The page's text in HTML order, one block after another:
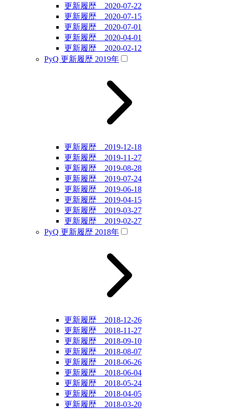
更新履歴 2020-07-22
更新履歴 2020-07-15
更新履歴 2020-07-01
更新履歴 2020-04-01
更新履歴 2020-02-12
PyQ 更新履歴 2019年
更新履歴 2019-12-18
更新履歴 2019-11-27
更新履歴 2019-08-28
更新履歴 2019-07-24
更新履歴 2019-06-18
更新履歴 2019-04-15
更新履歴 2019-03-27
更新履歴 2019-02-27
PyQ 更新履歴 2018年
更新履歴 2018-12-26
更新履歴 2018-11-27
更新履歴 2018-09-10
更新履歴 2018-08-07
更新履歴 2018-06-26
更新履歴 2018-06-04
更新履歴 2018-05-24
更新履歴 2018-04-05
更新履歴 2018-03-20